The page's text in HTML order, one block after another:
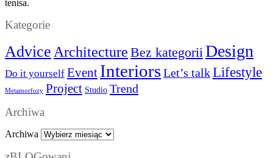
tenisa.
Kategorie
Advice Architecture Bez kategorii Design
Do it yourself Event InteriorsLet’s talkLifestyle
Metamorfozy Project Studio Trend
Archiwa
Archiwa